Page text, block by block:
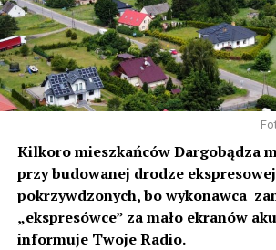
Kilkoro mieszkańców Dargobądza
przy budowanej drodze
pokrzywdzonych, bo wykonawca
„ekspresówce” za mało ekranów
informuje Twoje Radio.